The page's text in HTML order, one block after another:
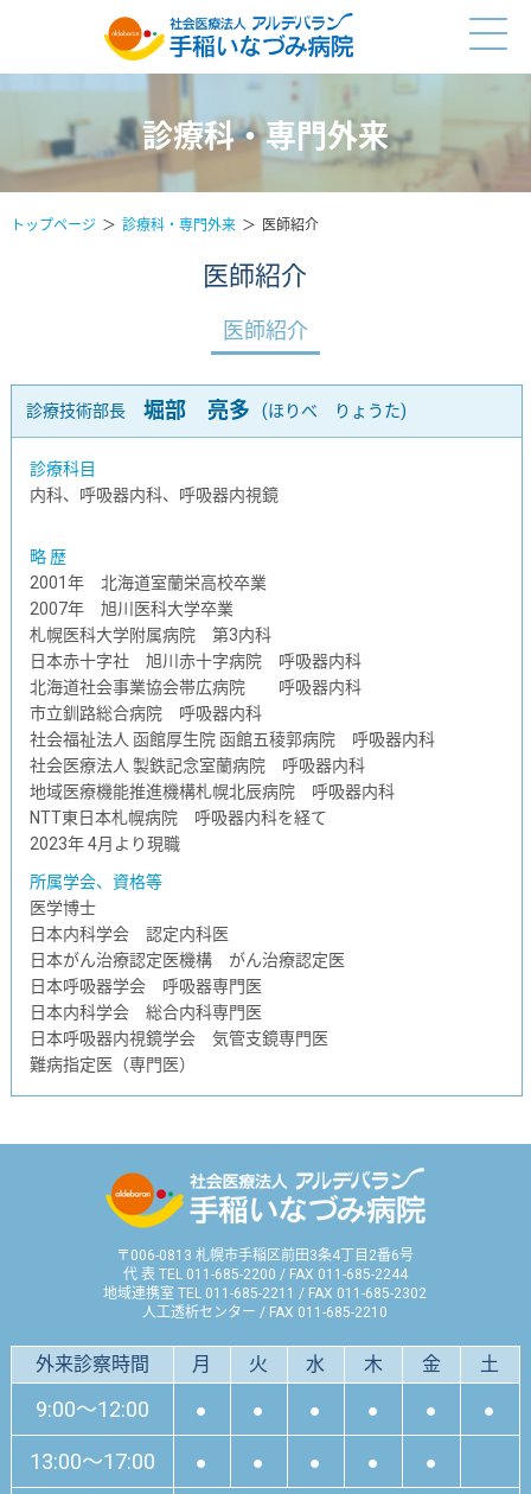
診療科・専門外来
トップページ 診療科・専門外来 医師紹介
医師紹介
医師紹介
診療技術部長 堀部 亮多 (ほりべ りょうた)
診療科目
内科、呼吸器内科、呼吸器内視鏡
略 歴
2001年 北海道室蘭栄高校卒業
2007年 旭川医科大学卒業
札幌医科大学附属病院 第3内科
日本赤十字社 旭川赤十字病院 呼吸器内科
北海道社会事業協会帯広病院 呼吸器内科
市立釧路総合病院 呼吸器内科
社会福祉法人 函館厚生院 函館五稜郭病院 呼吸器内科
社会医療法人 製鉄記念室蘭病院 呼吸器内科
地域医療機能推進機構札幌北辰病院 呼吸器内科
NTT東日本札幌病院 呼吸器内科を経て
2023年 4月より現職
所属学会、資格等
医学博士
日本内科学会 認定内科医
日本がん治療認定医機構 がん治療認定医
日本呼吸器学会 呼吸器専門医
日本内科学会 総合内科専門医
日本呼吸器内視鏡学会 気管支鏡専門医
難病指定医（専門医）
〒006-0813 札幌市手稲区前田3条4丁目2番6号
代 表 TEL 011-685-2200 / FAX 011-685-2244
地域連携室 TEL 011-685-2211 / FAX 011-685-2302
人工透析センター / FAX 011-685-2210
外来診察時間 月 火 水 木 金 土
9:00～12:00 ● ● ● ● ● ●
13:00～17:00 ● ● ● ● ●